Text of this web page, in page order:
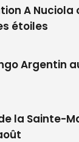
étoiles